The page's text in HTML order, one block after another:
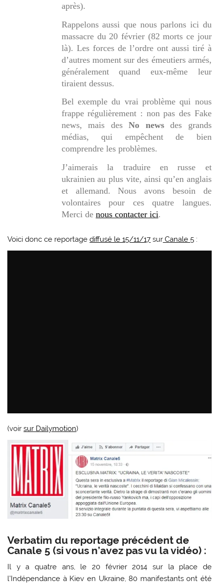
après).
Rappelons aussi que nous parlons ici du
massacre du 20 février (82 morts ce jour
là). Les forces de l’ordre ont aussi tiré à
d’autres moment sur des émeutiers armés,
généralement quand eux-même leur
tiraient dessus.
Bel exemple du vrai problème qui nous
frappe régulièrement : non pas des Fake
news, mais desNo news
des grands
médias, qui empêchent de bien
comprendre les problèmes.
J’aimerais la traduire en russe et
ukrainien au plus vite, ainsi qu’en anglais
et allemand. Nous avons besoin de
volontaires pour ces quatre langues.
Merci de nous contacter ici.
Voici donc ce reportagediffusé le 15/11/17 sur Canale 5 :
(voirsur Dailymotion)
Verbatim du reportage précédent de
Canale 5 (si vous n’avez pas vu la vidéo) :
Il y a quatre ans, le 20 février 2014 sur la place de
l’Indépendance à Kiev en Ukraine, 80 manifestants ont été